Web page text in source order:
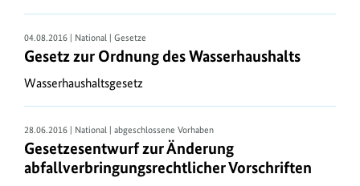
e
n
im
Internet
Die
hier
abrufbaren
04.08.2016 | National | Gesetze
Gesetz zur Ordnung des Wasserhaushalts
Wasserhaushaltsgesetz
28.06.2016 | National | abgeschlossene Vorhaben
Gesetzesentwurf zur Änderung
abfallverbringungsrechtlicher Vorschriften